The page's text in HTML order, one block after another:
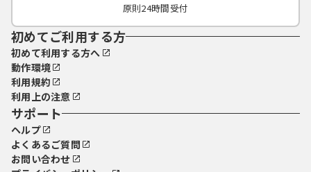
原則24時間受付
初めてご利用する方
初めて利用する方へ
動作環境
利用規約
利用上の注意
サポート
ヘルプ
よくあるご質問
お問い合わせ